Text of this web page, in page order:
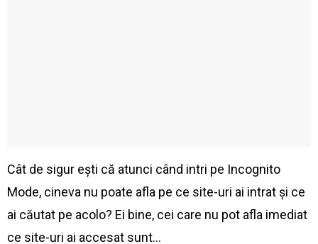
Cât de sigur ești că atunci când intri pe Incognito
Mode, cineva nu poate afla pe ce site-uri ai intrat și ce
ai căutat pe acolo? Ei bine, cei care nu pot afla imediat
ce site-uri ai accesat sunt…